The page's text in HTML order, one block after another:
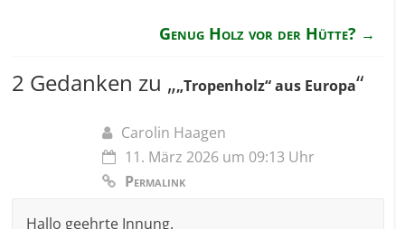
Genug Holz vor der Hütte? →
2 Gedanken zu „„Tropenholz“ aus Europa“
Carolin Haagen
11. März 2026 um 09:13 Uhr
Permalink
Hallo geehrte Innung.